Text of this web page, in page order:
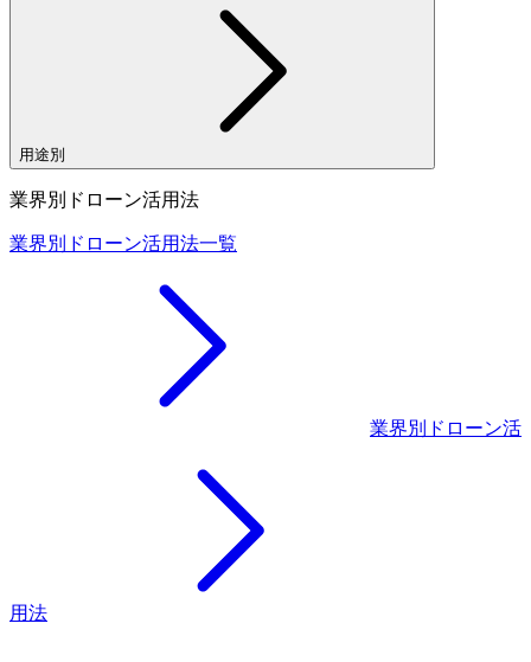
用途別
業界別ドローン活用法
業界別ドローン活用法一覧
業界別ドローン活
用法